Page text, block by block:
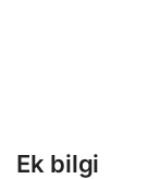
Ek bilgi